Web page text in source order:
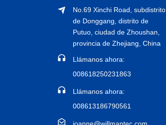
No.69 Xinchi Road, subdistrito
de Donggang, distrito de
Putuo, ciudad de Zhoushan,
provincia de Zhejiang, China
Llámanos ahora:
008618250231863
Llámanos ahora:
008613186790561
joanne@willmantec.com